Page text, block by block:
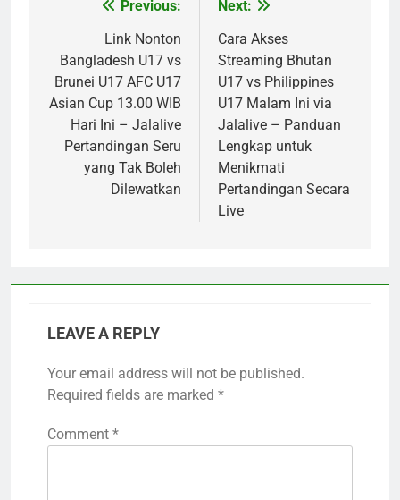
navigation
Previous:
Link Nonton
Bangladesh U17 vs
Brunei U17 AFC U17
Asian Cup 13.00 WIB
Hari Ini – Jalalive
Pertandingan Seru
yang Tak Boleh
Dilewatkan
Next:
Cara Akses
Streaming Bhutan
U17 vs Philippines
U17 Malam Ini via
Jalalive – Panduan
Lengkap untuk
Menikmati
Pertandingan Secara
Live
LEAVE A REPLY
Your email address will not be published.
Required fields are marked *
Comment *